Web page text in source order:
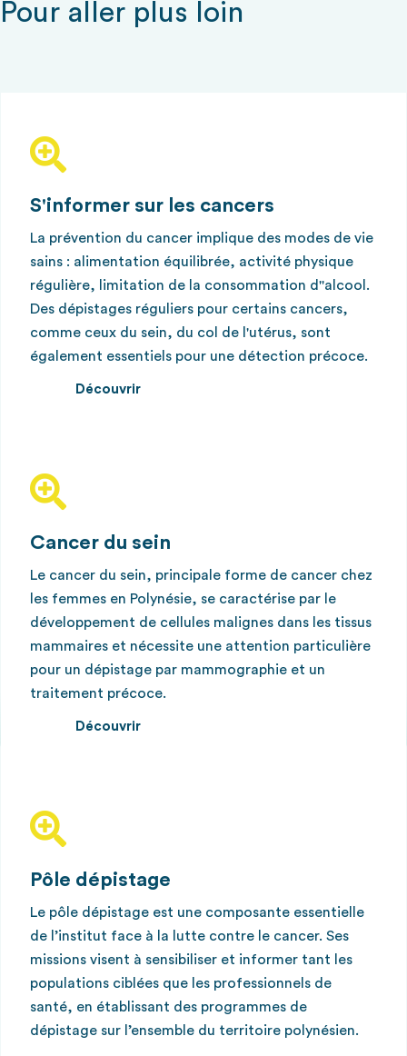
Pour aller plus loin
S'informer sur les cancers
La prévention du cancer implique des modes de vie
sains : alimentation équilibrée, activité physique
régulière, limitation de la consommation d''alcool.
Des dépistages réguliers pour certains cancers,
comme ceux du sein, du col de l'utérus, sont
également essentiels pour une détection précoce.
Découvrir
Cancer du sein
Le cancer du sein, principale forme de cancer chez
les femmes en Polynésie, se caractérise par le
développement de cellules malignes dans les tissus
mammaires et nécessite une attention particulière
pour un dépistage par mammographie et un
traitement précoce.
Découvrir
Pôle dépistage
Le pôle dépistage est une composante essentielle
de l’institut face à la lutte contre le cancer. Ses
missions visent à sensibiliser et informer tant les
populations ciblées que les professionnels de
santé, en établissant des programmes de
dépistage sur l’ensemble du territoire polynésien.